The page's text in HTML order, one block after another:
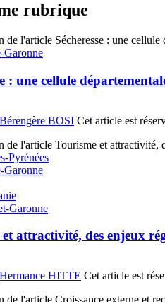
rubrique
Garonne
: une cellule
Bérengère BOSI Cet article est
Pyrénées
Garonne
Garonne
attractivité, des enjeux
Hermance HITTE Cet article est